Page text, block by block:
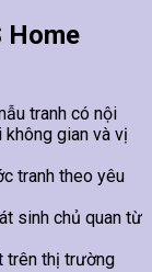
Home
tranh có nội
gian và vị
tranh theo yêu
sinh chủ quan từ
trên thị trường